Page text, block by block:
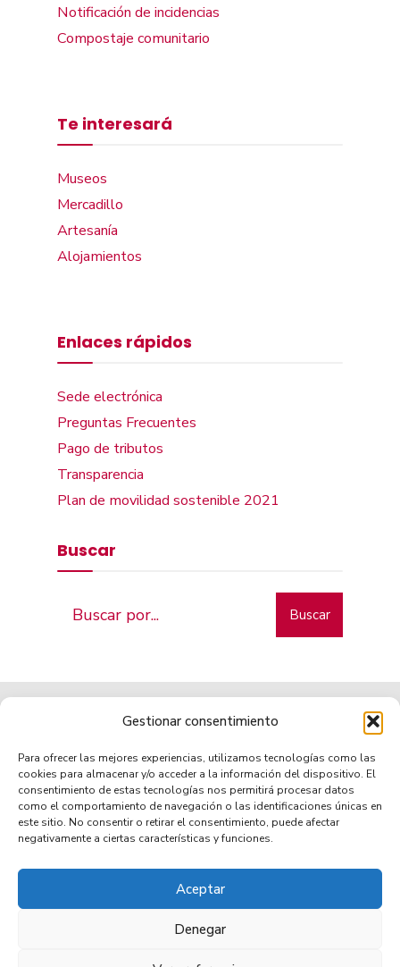
Gestionar consentimiento
Para ofrecer las mejores experiencias, utilizamos tecnologías como las
cookies para almacenar y/o acceder a la información del dispositivo. El
consentimiento de estas tecnologías nos permitirá procesar datos
como el comportamiento de navegación o las identificaciones únicas en
este sitio. No consentir o retirar el consentimiento, puede afectar
negativamente a ciertas características y funciones.
Aceptar
Denegar
Notificación de incidencias
Compostaje comunitario
Te interesará
Museos
Mercadillo
Artesanía
Alojamientos
Enlaces rápidos
Sede electrónica
Preguntas Frecuentes
Pago de tributos
Transparencia
Plan de movilidad sostenible 2021
Buscar
Buscar
Municipio de tradición
AVISO LEGAL
POLÍTICA DE COOKIES (UE)
ACCESIBILIDAD